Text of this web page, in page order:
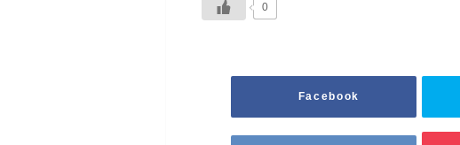
0
Facebook